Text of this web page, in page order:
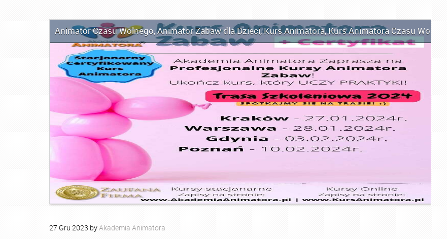
Animator Czasu Wolnego,Animator Zabaw dla Dzieci,Kurs Animatora,Kurs Animatora Czasu Wolnego
27 Gru 2023 byAkademia Animatora